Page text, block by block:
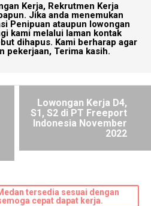
Kerja, Rekrutmen Kerja
Jika anda menemukan
Penipuan ataupun lowongan
kami melalui laman kontak
dihapus. Kami berharap agar
pekerjaan, Terima kasih.
Lowongan Kerja D4,
S1, S2 di PT Freeport
Indonesia November
2022
tersedia sesuai dengan
cepat dapat kerja.